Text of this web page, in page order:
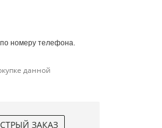
по номеру телефона.
данной
ЗАКАЗ